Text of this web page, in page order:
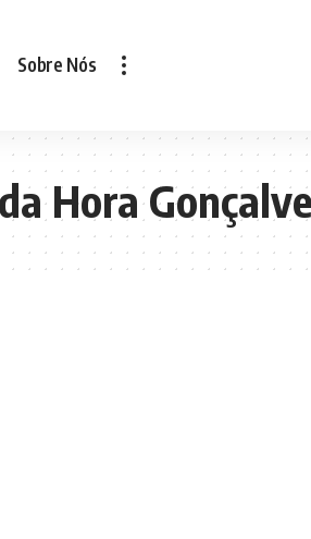
Sobre Nós
Hora